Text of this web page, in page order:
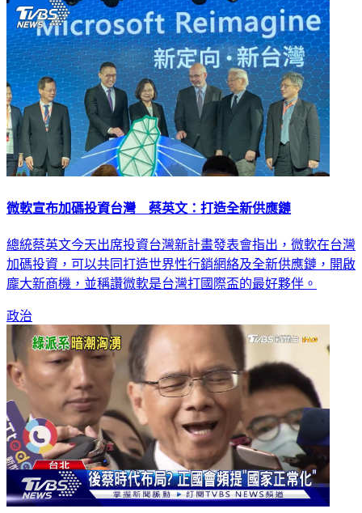
微軟宣布加碼投資台灣 蔡英文：打造全新供應鏈
總統蔡英文今天出席投資台灣新計畫發表會指出，微軟在台灣
加碼投資，可以共同打造世界性行銷網絡及全新供應鏈，開啟
龐大新商機，並稱讚微軟是台灣打國際盃的最好夥伴。
政治